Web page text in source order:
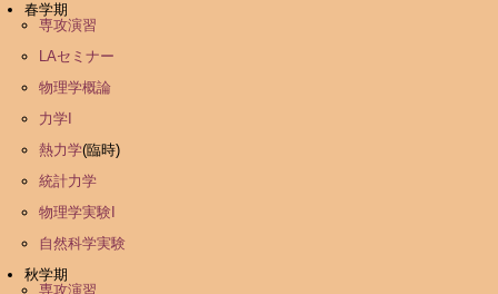
春学期
専攻演習
LAセミナー
物理学概論
力学I
熱力学(臨時)
統計力学
物理学実験I
自然科学実験
秋学期
専攻演習